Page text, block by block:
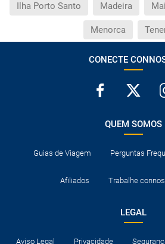
Ilha Porto Santo Madeira
Menorca
CONECTE
QUEM SOMOS
Guias de Viagem Perguntas
Afiliados Trabalhe
LEGAL
Aviso Legal Privacidade